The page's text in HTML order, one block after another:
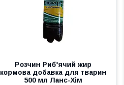
Розчин Риб'ячий жир
кормова добавка для тварин
500 мл Ланс-Хім